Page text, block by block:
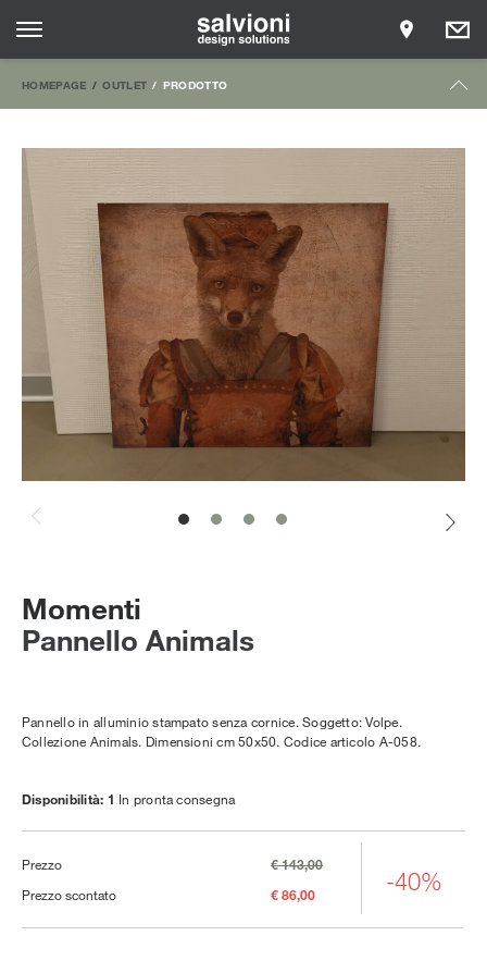
HOMEPAGE OUTLET PRODOTTO
Pannello Animals
Momenti
Pannello in alluminio stampato senza cornice. Soggetto: Volpe.
Collezione Animals. Dimensioni cm 50x50. Codice articolo A-058.
Disponibilità: 1 In pronta consegna
Prezzo
€ 143,00
Prezzo scontato
€ 86,00 -40%